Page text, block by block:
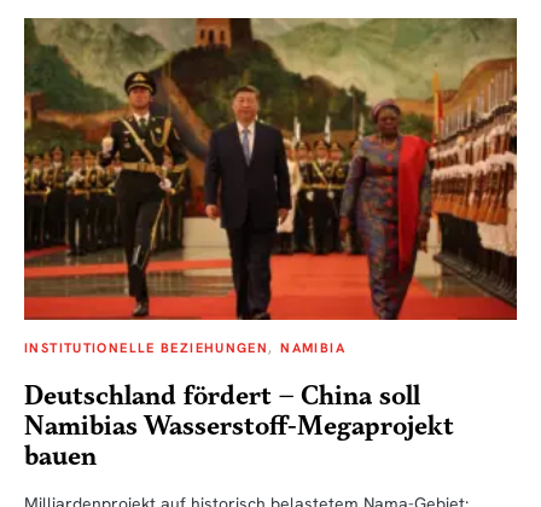
INSTITUTIONELLE BEZIEHUNGEN NAMIBIA
Deutschland fördert – China soll
Namibias Wasserstoff-Megaprojekt
bauen